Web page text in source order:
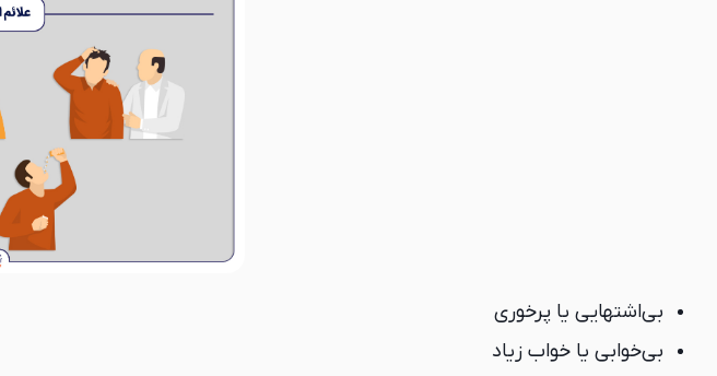
بی‌اشتهایی یا پرخوری
بی‌خوابی یا خواب زیاد